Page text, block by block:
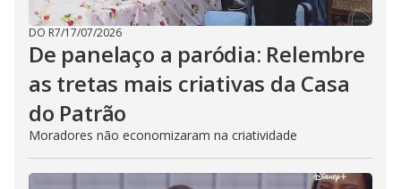
DO R7/17/07/2026
De panelaço a paródia: Relembre
as tretas mais criativas da Casa
do Patrão
Moradores não economizaram na criatividade